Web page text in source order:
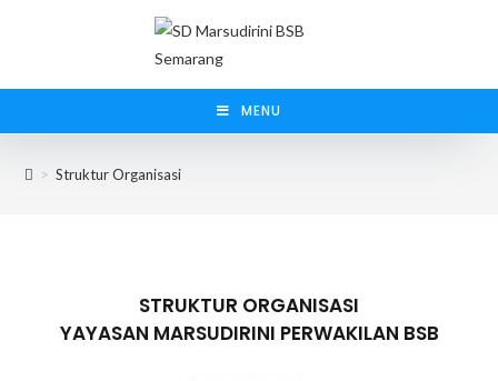
MENU
> Struktur Organisasi
STRUKTUR ORGANISASI
YAYASAN MARSUDIRINI PERWAKILAN BSB